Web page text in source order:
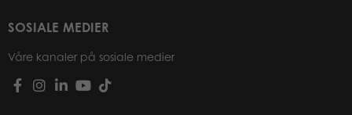
SOSIALE MEDIER
Våre kanaler på sosiale medier